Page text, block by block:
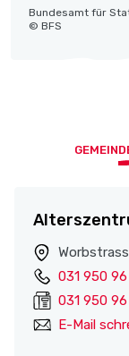
Bundesamt für
© BFS
031 950
031 950
E-Mail